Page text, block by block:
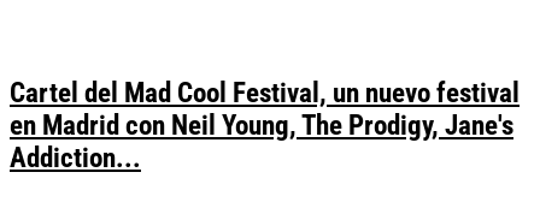
Cartel del Mad Cool Festival, un nuevo festival
en Madrid con Neil Young, The Prodigy, Jane's
Addiction...